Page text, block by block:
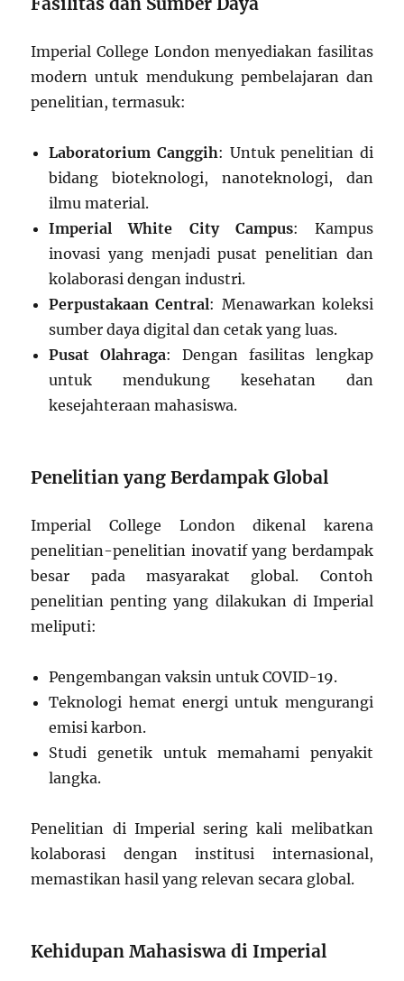
Imperial College London menyediakan fasilitas
modern untuk mendukung pembelajaran dan
penelitian, termasuk:
Laboratorium Canggih: Untuk penelitian di
bidang bioteknologi, nanoteknologi, dan
ilmu material.
Imperial White City Campus: Kampus
inovasi yang menjadi pusat penelitian dan
kolaborasi dengan industri.
Perpustakaan Central: Menawarkan koleksi
sumber daya digital dan cetak yang luas.
Pusat Olahraga: Dengan fasilitas lengkap
untuk mendukung kesehatan dan
kesejahteraan mahasiswa.
Penelitian yang Berdampak Global
Imperial College London dikenal karena
penelitian-penelitian inovatif yang berdampak
besar pada masyarakat global. Contoh
penelitian penting yang dilakukan di Imperial
meliputi:
Pengembangan vaksin untuk COVID-19.
Teknologi hemat energi untuk mengurangi
emisi karbon.
Studi genetik untuk memahami penyakit
langka.
Penelitian di Imperial sering kali melibatkan
kolaborasi dengan institusi internasional,
memastikan hasil yang relevan secara global.
Kehidupan Mahasiswa di Imperial